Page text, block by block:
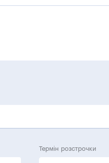
Термін розстрочки